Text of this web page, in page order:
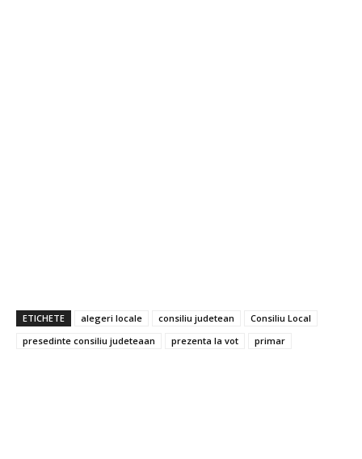
ETICHETE alegeri locale consiliu judetean
Consiliu Local
presedinte consiliu judeteaan
prezenta la vot primar